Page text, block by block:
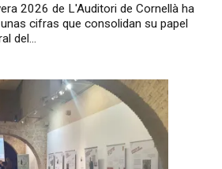
2026 de L'Auditori de Cornellà ha
cifras que consolidan su papel
del...